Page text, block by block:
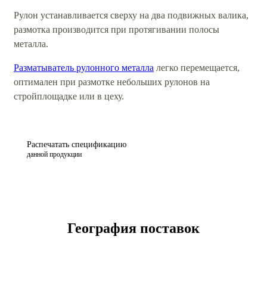
Рулон устанавливается сверху на два подвижных валика,
размотка производится при протягивании полосы
металла.
Разматыватель рулонного металла легко перемещается,
оптимален при размотке небольших рулонов на
стройплощадке или в цеху.
Распечатать спецификацию
данной продукции
География поставок